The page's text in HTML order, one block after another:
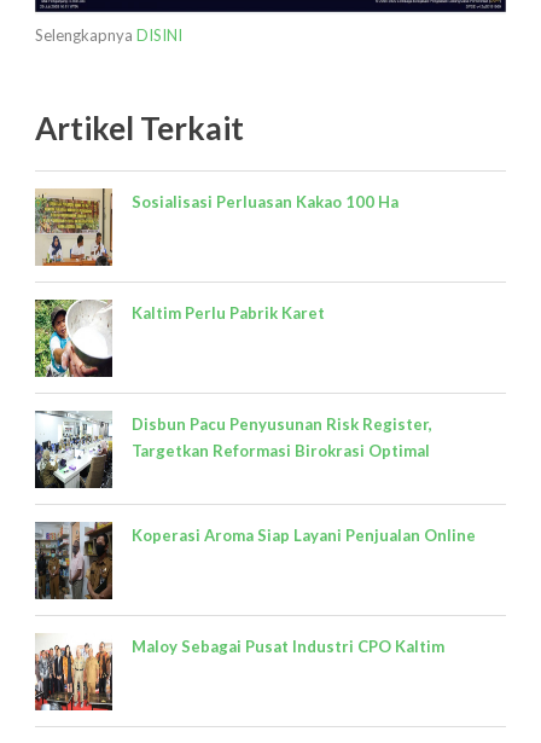
Selengkapnya DISINI
Artikel Terkait
Sosialisasi Perluasan Kakao 100 Ha
Kaltim Perlu Pabrik Karet
Disbun Pacu Penyusunan Risk Register,
Targetkan Reformasi Birokrasi Optimal
Koperasi Aroma Siap Layani Penjualan Online
Maloy Sebagai Pusat Industri CPO Kaltim